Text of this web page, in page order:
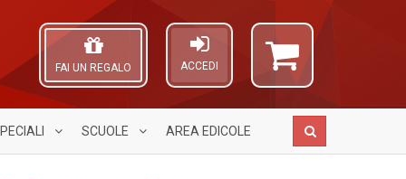
ACCEDI
FAI UN REGALO
SCUOLE AREA EDICOLE